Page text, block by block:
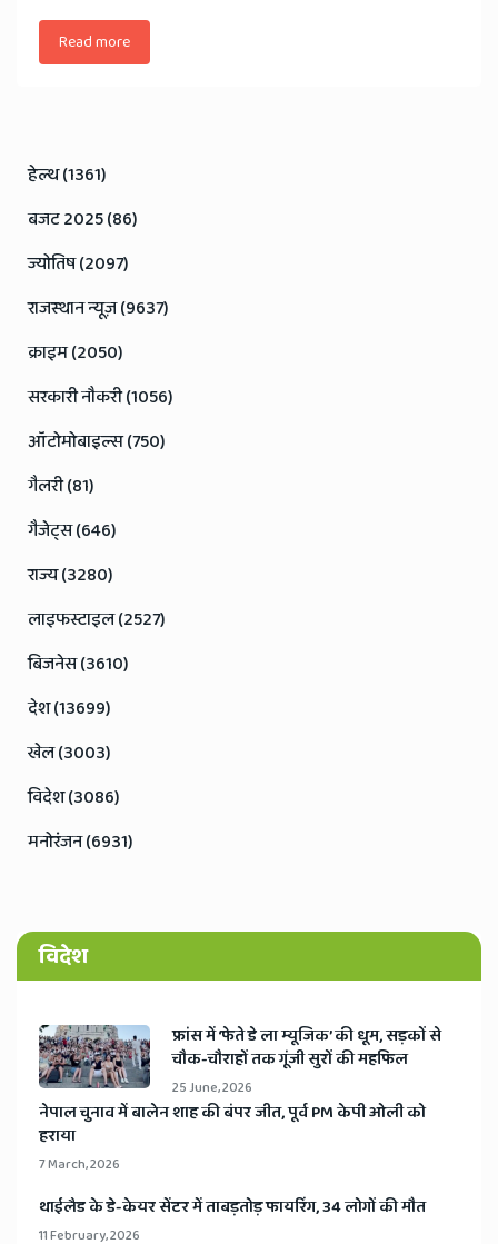
Read more
हेल्थ (1361)
बजट 2025 (86)
ज्योतिष (2097)
राजस्थान न्यूज़ (9637)
क्राइम (2050)
सरकारी नौकरी (1056)
ऑटोमोबाइल्स (750)
गैलरी (81)
गैजेट्स (646)
राज्य (3280)
लाइफस्टाइल (2527)
बिजनेस (3610)
देश (13699)
खेल (3003)
विदेश (3086)
मनोरंजन (6931)
विदेश
​फ्रांस में ‘फेते डे ला म्यूजिक’ की धूम, सड़कों से
चौक-चौराहों तक गूंजी सुरों की महफिल
25 June, 2026
​नेपाल चुनाव में बालेन शाह की बंपर जीत, पूर्व PM केपी ओली को
हराया
7 March, 2026
​थाईलैड के डे-केयर सेंटर में ताबड़तोड़ फायरिंग, 34 लोगों की मौत
11 February, 2026